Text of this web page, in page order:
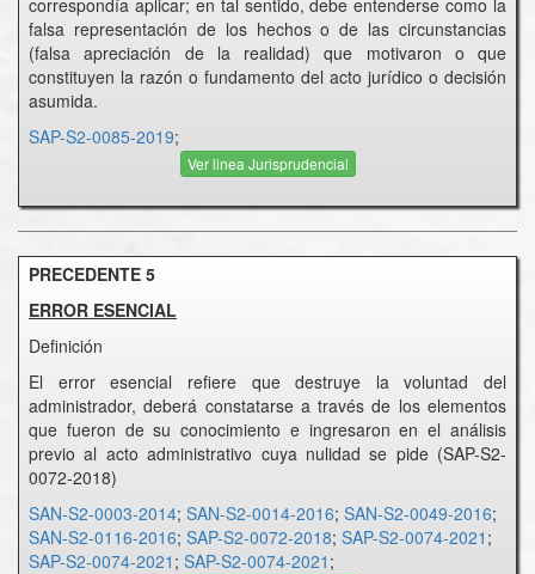
correspondía aplicar; en tal sentido, debe entenderse como la
falsa representación de los hechos o de las circunstancias
(falsa apreciación de la realidad) que motivaron o que
constituyen la razón o fundamento del acto jurídico o decisión
asumida.
SAP-S2-0085-2019;
Ver linea Jurisprudencial
PRECEDENTE 5
ERROR ESENCIAL
Definición
El error esencial refiere que destruye la voluntad del
administrador, deberá constatarse a través de los elementos
que fueron de su conocimiento e ingresaron en el análisis
previo al acto administrativo cuya nulidad se pide (SAP-S2-
0072-2018)
SAN-S2-0003-2014; SAN-S2-0014-2016; SAN-S2-0049-2016;
SAN-S2-0116-2016; SAP-S2-0072-2018; SAP-S2-0074-2021 ;
SAP-S2-0074-2021 ; SAP-S2-0074-2021 ;